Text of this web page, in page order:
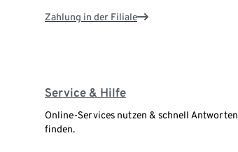
Zahlung in der Filiale
Service & Hilfe
Online-Services nutzen & schnell Antworten
finden.